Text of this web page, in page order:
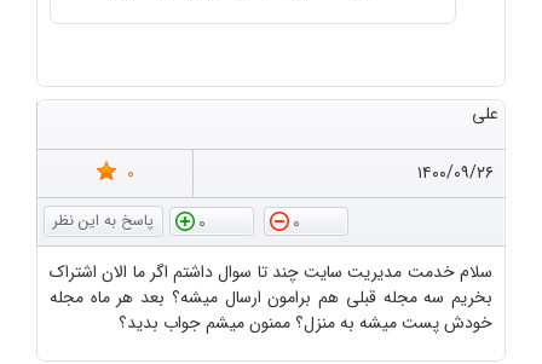
علی
۱۴۰۰/۰۹/۲۶
0
0
0
سلام خدمت مدیریت سایت چند تا سوال داشتم اگر ما الان اشتراک
بخریم سه مجله قبلی هم برامون ارسال میشه؟ بعد هر ماه مجله
خودش پست میشه به منزل؟ ممنون میشم جواب بدید؟